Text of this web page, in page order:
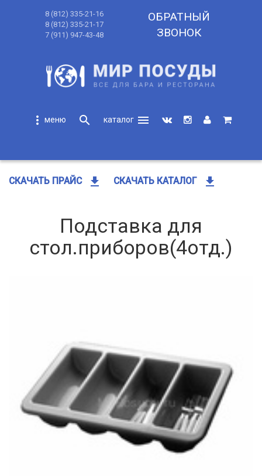
8 (812) 335-21-16
8 (812) 335-21-17
7 (911) 947-43-48
ОБРАТНЫЙ
ЗВОНОК
more_vert search
menu
СКАЧАТЬ ПРАЙС get_app СКАЧАТЬ КАТАЛОГ get_app
Подставка для
стол.приборов(4отд.)